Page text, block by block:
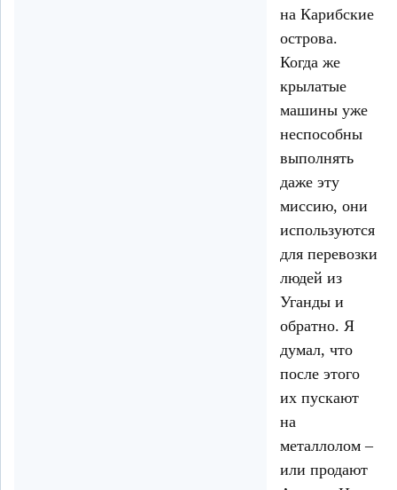
на Карибские
острова.
Когда же
крылатые
машины уже
неспособны
выполнять
даже эту
миссию, они
используются
для перевозки
людей из
Уганды и
обратно. Я
думал, что
после этого
их пускают
на
металлолом –
или продают